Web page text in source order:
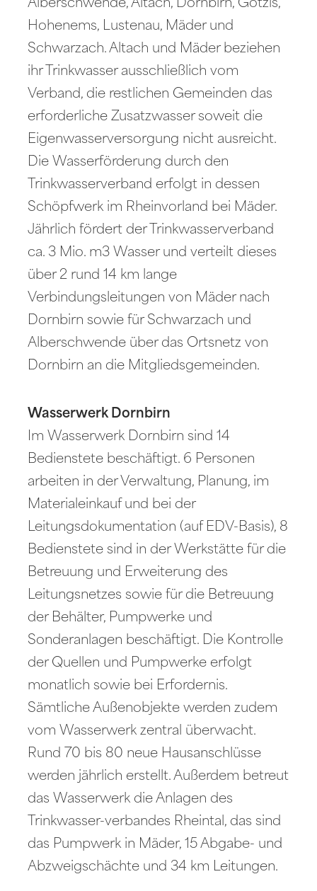
Alberschwende, Altach, Dornbirn, Götzis,
Hohenems, Lustenau, Mäder und
Schwarzach. Altach und Mäder beziehen
ihr Trinkwasser ausschließlich vom
Verband, die restlichen Gemeinden das
erforderliche Zusatzwasser soweit die
Eigenwasserversorgung nicht ausreicht.
Die Wasserförderung durch den
Trinkwasserverband erfolgt in dessen
Schöpfwerk im Rheinvorland bei Mäder.
Jährlich fördert der Trinkwasserverband
ca. 3 Mio. m3 Wasser und verteilt dieses
über 2 rund 14 km lange
Verbindungsleitungen von Mäder nach
Dornbirn sowie für Schwarzach und
Alberschwende über das Ortsnetz von
Dornbirn an die Mitgliedsgemeinden.
Wasserwerk Dornbirn
Im Wasserwerk Dornbirn sind 14
Bedienstete beschäftigt. 6 Personen
arbeiten in der Verwaltung, Planung, im
Materialeinkauf und bei der
Leitungsdokumentation (auf EDV-Basis), 8
Bedienstete sind in der Werkstätte für die
Betreuung und Erweiterung des
Leitungsnetzes sowie für die Betreuung
der Behälter, Pumpwerke und
Sonderanlagen beschäftigt. Die Kontrolle
der Quellen und Pumpwerke erfolgt
monatlich sowie bei Erfordernis.
Sämtliche Außenobjekte werden zudem
vom Wasserwerk zentral überwacht.
Rund 70 bis 80 neue Hausanschlüsse
werden jährlich erstellt. Außerdem betreut
das Wasserwerk die Anlagen des
Trinkwasser-verbandes Rheintal, das sind
das Pumpwerk in Mäder, 15 Abgabe- und
Abzweigschächte und 34 km Leitungen.